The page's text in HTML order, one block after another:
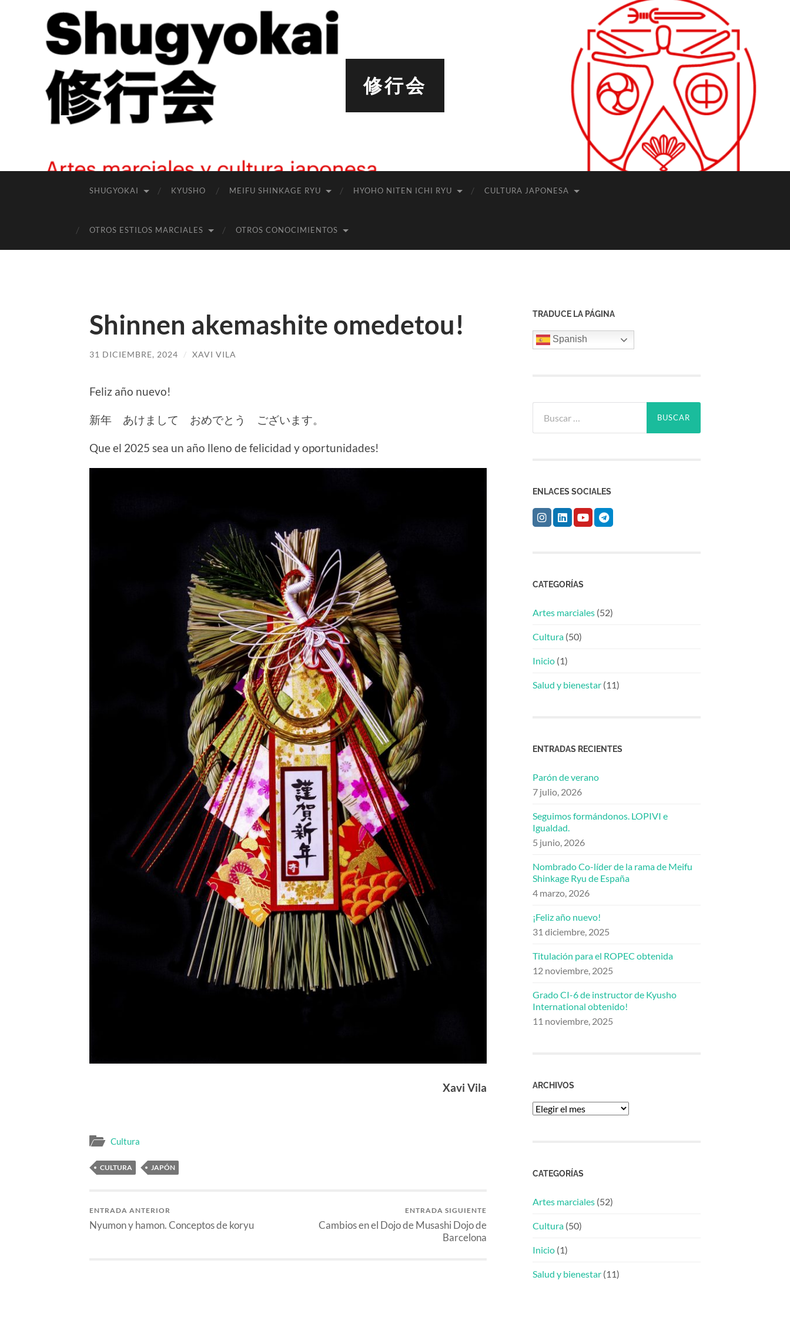
修行会
SHUGYOKAI KYUSHO MEIFU SHINKAGE RYU HYOHO NITEN ICHI RYU CULTURA JAPONESA
OTROS ESTILOS MARCIALES OTROS CONOCIMIENTOS
Shinnen akemashite omedetou!
31 DICIEMBRE, 2024 / XAVI VILA
Feliz año nuevo!
新年 あけまして おめでとう ございます。
Que el 2025 sea un año lleno de felicidad y oportunidades!
Xavi Vila
Cultura
CULTURA JAPÓN
ENTRADA ANTERIOR
Nyumon y hamon. Conceptos de koryu
ENTRADA SIGUIENTE
Cambios en el Dojo de Musashi Dojo de
Barcelona
TRADUCE LA PÁGINA
Spanish
ENLACES SOCIALES
CATEGORÍAS
Artes marciales (52)
Cultura (50)
Inicio (1)
Salud y bienestar (11)
ENTRADAS RECIENTES
Parón de verano
7 julio, 2026
Seguimos formándonos. LOPIVI e
Igualdad.
5 junio, 2026
Nombrado Co-líder de la rama de Meifu
Shinkage Ryu de España
4 marzo, 2026
¡Feliz año nuevo!
31 diciembre, 2025
Titulación para el ROPEC obtenida
12 noviembre, 2025
Grado CI-6 de instructor de Kyusho
International obtenido!
11 noviembre, 2025
ARCHIVOS
Archivos
CATEGORÍAS
Artes marciales (52)
Cultura (50)
Inicio (1)
Salud y bienestar (11)